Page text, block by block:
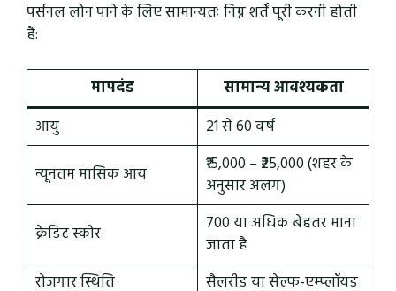
पर्सनल लोन पाने के लिए सामान्यतः निम्न शर्तें पूरी करनी होती
हैं:
मापदंड
सामान्य आवश्यकता
आयु
21 से 60 वर्ष
न्यूनतम मासिक आय
₹15,000 – ₹25,000 (शहर के
अनुसार अलग)
क्रेडिट स्कोर
700 या अधिक बेहतर माना
जाता है
रोजगार स्थिति
सैलरीड या सेल्फ-एम्प्लॉयड